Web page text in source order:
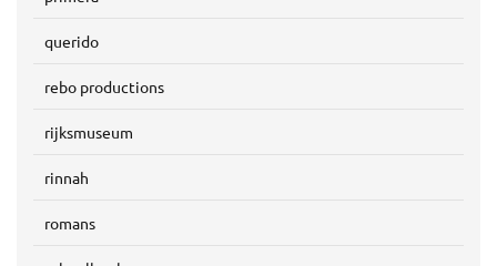
querido
rebo productions
rijksmuseum
rinnah
romans